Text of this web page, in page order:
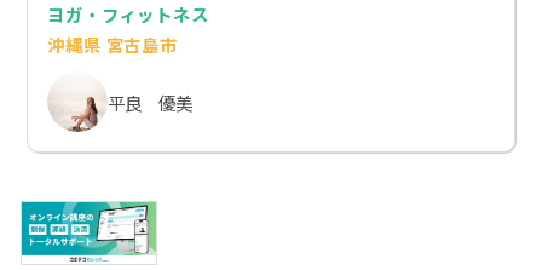
ヨガ・フィットネス
沖縄県 宮古島市
平良 優美